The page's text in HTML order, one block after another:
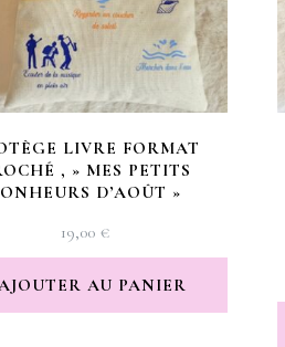
LIVRE FORMAT
, » MES PETITS
D’AOÛT »
19,00 €
AU PANIER